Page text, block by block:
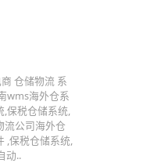
仓储物流 系
wms海外仓系
,保税仓储系统,
流公司海外仓
,保税仓储系统,
动..